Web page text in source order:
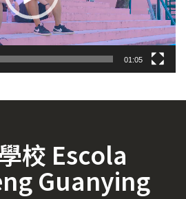
01:05
校 Escola
Guanying